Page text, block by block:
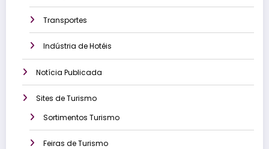
Transportes
Indústria de Hotéis
Notícia Publicada
Sites de Turismo
Sortimentos Turismo
Feiras de Turismo